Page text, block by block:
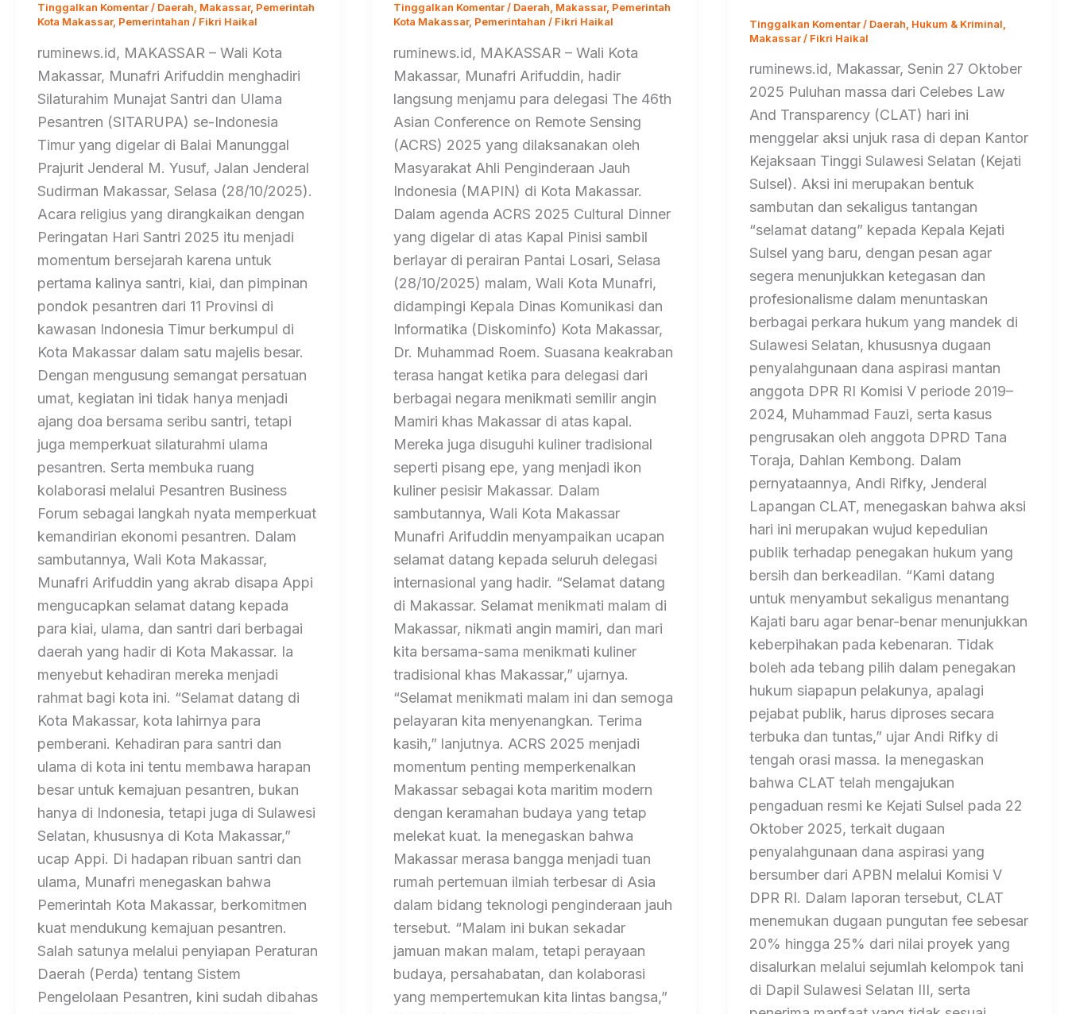
Tinggalkan Komentar/ Daerah Makassar, Pemerintah
Kota Makassar, Pemerintahan / Fikri Haikal
ruminews.id, MAKASSAR – Wali Kota
Makassar, Munafri Arifuddin menghadiri
Silaturahim Munajat Santri dan Ulama
Pesantren (SITARUPA) se-Indonesia
Timur yang digelar di Balai Manunggal
Prajurit Jenderal M. Yusuf, Jalan Jenderal
Sudirman Makassar, Selasa (28/10/2025).
Acara religius yang dirangkaikan dengan
Peringatan Hari Santri 2025 itu menjadi
momentum bersejarah karena untuk
pertama kalinya santri, kiai, dan pimpinan
pondok pesantren dari 11 Provinsi di
kawasan Indonesia Timur berkumpul di
Kota Makassar dalam satu majelis besar.
Dengan mengusung semangat persatuan
umat, kegiatan ini tidak hanya menjadi
ajang doa bersama seribu santri, tetapi
juga memperkuat silaturahmi ulama
pesantren. Serta membuka ruang
kolaborasi melalui Pesantren Business
Forum sebagai langkah nyata memperkuat
kemandirian ekonomi pesantren. Dalam
sambutannya, Wali Kota Makassar,
Munafri Arifuddin yang akrab disapa Appi
mengucapkan selamat datang kepada
para kiai, ulama, dan santri dari berbagai
daerah yang hadir di Kota Makassar. Ia
menyebut kehadiran mereka menjadi
rahmat bagi kota ini. “Selamat datang di
Kota Makassar, kota lahirnya para
pemberani. Kehadiran para santri dan
ulama di kota ini tentu membawa harapan
besar untuk kemajuan pesantren, bukan
hanya di Indonesia, tetapi juga di Sulawesi
Selatan, khususnya di Kota Makassar,”
ucap Appi. Di hadapan ribuan santri dan
ulama, Munafri menegaskan bahwa
Pemerintah Kota Makassar, berkomitmen
kuat mendukung kemajuan pesantren.
Salah satunya melalui penyiapan Peraturan
Daerah (Perda) tentang Sistem
Pengelolaan Pesantren, kini sudah dibahas
Tinggalkan Komentar/ Daerah Makassar, Pemerintah
Kota Makassar, Pemerintahan / Fikri Haikal
ruminews.id, MAKASSAR – Wali Kota
Makassar, Munafri Arifuddin, hadir
langsung menjamu para delegasi The 46th
Asian Conference on Remote Sensing
(ACRS) 2025 yang dilaksanakan oleh
Masyarakat Ahli Penginderaan Jauh
Indonesia (MAPIN) di Kota Makassar.
Dalam agenda ACRS 2025 Cultural Dinner
yang digelar di atas Kapal Pinisi sambil
berlayar di perairan Pantai Losari, Selasa
(28/10/2025) malam, Wali Kota Munafri,
didampingi Kepala Dinas Komunikasi dan
Informatika (Diskominfo) Kota Makassar,
Dr. Muhammad Roem. Suasana keakraban
terasa hangat ketika para delegasi dari
berbagai negara menikmati semilir angin
Mamiri khas Makassar di atas kapal.
Mereka juga disuguhi kuliner tradisional
seperti pisang epe, yang menjadi ikon
kuliner pesisir Makassar. Dalam
sambutannya, Wali Kota Makassar
Munafri Arifuddin menyampaikan ucapan
selamat datang kepada seluruh delegasi
internasional yang hadir. “Selamat datang
di Makassar. Selamat menikmati malam di
Makassar, nikmati angin mamiri, dan mari
kita bersama-sama menikmati kuliner
tradisional khas Makassar,” ujarnya.
“Selamat menikmati malam ini dan semoga
pelayaran kita menyenangkan. Terima
kasih,” lanjutnya. ACRS 2025 menjadi
momentum penting memperkenalkan
Makassar sebagai kota maritim modern
dengan keramahan budaya yang tetap
melekat kuat. Ia menegaskan bahwa
Makassar merasa bangga menjadi tuan
rumah pertemuan ilmiah terbesar di Asia
dalam bidang teknologi penginderaan jauh
tersebut. “Malam ini bukan sekadar
jamuan makan malam, tetapi perayaan
budaya, persahabatan, dan kolaborasi
yang mempertemukan kita lintas bangsa,”
Tinggalkan Komentar/ Daerah Hukum & Kriminal
Makassar/ Fikri Haikal
ruminews.id, Makassar, Senin 27 Oktober
2025 Puluhan massa dari Celebes Law
And Transparency (CLAT) hari ini
menggelar aksi unjuk rasa di depan Kantor
Kejaksaan Tinggi Sulawesi Selatan (Kejati
Sulsel). Aksi ini merupakan bentuk
sambutan dan sekaligus tantangan
“selamat datang” kepada Kepala Kejati
Sulsel yang baru, dengan pesan agar
segera menunjukkan ketegasan dan
profesionalisme dalam menuntaskan
berbagai perkara hukum yang mandek di
Sulawesi Selatan, khususnya dugaan
penyalahgunaan dana aspirasi mantan
anggota DPR RI Komisi V periode 2019–
2024, Muhammad Fauzi, serta kasus
pengrusakan oleh anggota DPRD Tana
Toraja, Dahlan Kembong. Dalam
pernyataannya, Andi Rifky, Jenderal
Lapangan CLAT, menegaskan bahwa aksi
hari ini merupakan wujud kepedulian
publik terhadap penegakan hukum yang
bersih dan berkeadilan. “Kami datang
untuk menyambut sekaligus menantang
Kajati baru agar benar-benar menunjukkan
keberpihakan pada kebenaran. Tidak
boleh ada tebang pilih dalam penegakan
hukum siapapun pelakunya, apalagi
pejabat publik, harus diproses secara
terbuka dan tuntas,” ujar Andi Rifky di
tengah orasi massa. Ia menegaskan
bahwa CLAT telah mengajukan
pengaduan resmi ke Kejati Sulsel pada 22
Oktober 2025, terkait dugaan
penyalahgunaan dana aspirasi yang
bersumber dari APBN melalui Komisi V
DPR RI. Dalam laporan tersebut, CLAT
menemukan dugaan pungutan fee sebesar
20% hingga 25% dari nilai proyek yang
disalurkan melalui sejumlah kelompok tani
di Dapil Sulawesi Selatan III, serta